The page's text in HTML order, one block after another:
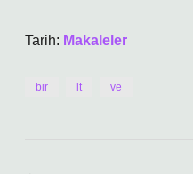
Tarih: Makaleler
bir lt ve